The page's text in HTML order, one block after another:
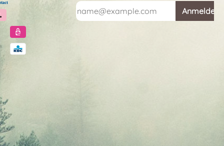
Anmelden